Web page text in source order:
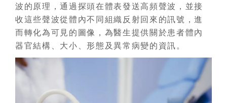
波的原理，通過探頭在體表發送高頻聲波，並接
收這些聲波從體內不同組織反射回來的訊號，進
而轉化為可見的圖像，為醫生提供關於患者體內
器官結構、大小、形態及異常病變的資訊。